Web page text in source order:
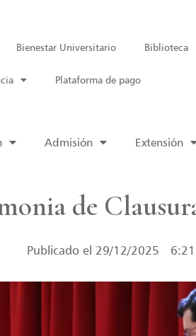
Bienestar Universitario Biblioteca
Plataforma de pago
Admisión Extensión
de
Publicado el 29/12/2025